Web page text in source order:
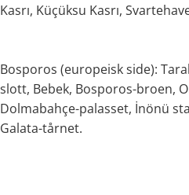
Kasrı, Küçüksu Kasrı,
Bosporos (europeisk side):
slott, Bebek, Bosporos-broen,
Dolmabahçe-palasset, İnönü
Galata-tårnet.